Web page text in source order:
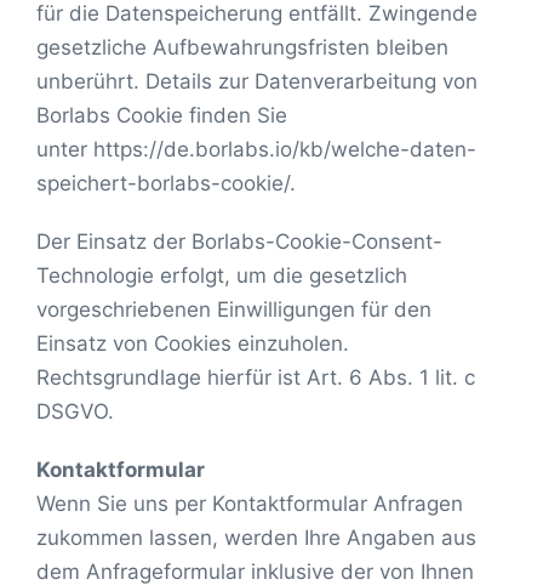
für die Datenspeicherung entfällt. Zwingende
gesetzliche Aufbewahrungsfristen bleiben
unberührt. Details zur Datenverarbeitung von
Borlabs Cookie finden Sie
unter https://de.borlabs.io/kb/welche-daten-
speichert-borlabs-cookie/.
Der Einsatz der Borlabs-Cookie-Consent-
Technologie erfolgt, um die gesetzlich
vorgeschriebenen Einwilligungen für den
Einsatz von Cookies einzuholen.
Rechtsgrundlage hierfür ist Art. 6 Abs. 1 lit. c
DSGVO.
Kontaktformular
Wenn Sie uns per Kontaktformular Anfragen
zukommen lassen, werden Ihre Angaben aus
dem Anfrageformular inklusive der von Ihnen